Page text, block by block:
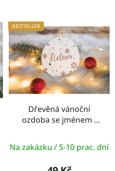
BESTSELLER
Dřevěná vánoční
ozdoba se jménem -
Na zakázku / 5-10 prac. dní